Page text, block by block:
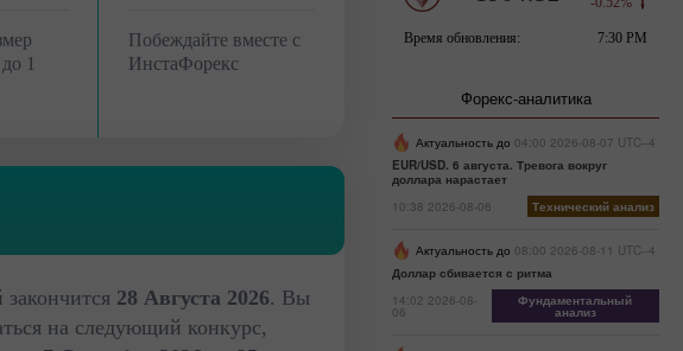
1
Побеждайте вместе с
ИнстаФорекс
28 Августа 2026. Вы
на следующий конкурс,
Форекс-аналитика
Актуальность до 04:00 2026-08-07 UTC--4
EUR/USD. 6 августа. Тревога вокруг
доллара нарастает
10:38 2026-08-06
Технический анализ
Актуальность до 08:00 2026-08-11 UTC--4
Доллар сбивается с ритма
14:02 2026-08-
06
Фундаментальный
анализ